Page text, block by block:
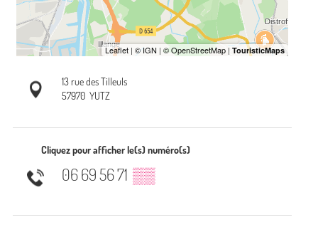
13 rue des Tilleuls
57970 YUTZ
Cliquez pour afficher le(s) numéro(s)
06 69 56 71 ▒▒